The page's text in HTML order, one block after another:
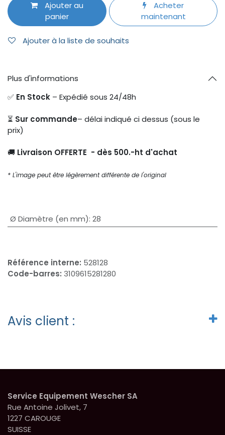
Ajouter au
panier
Acheter
maintenant
Ajouter à la liste de souhaits
Plus d'informations
✅ En Stock – Expédié sous 24/48h
⏳ Sur commande– délai indiqué ci dessus (sous le
prix)
🚚 Livraison OFFERTE - dès 500.-ht d'achat
* L'image peut être légèrement différente de l'original
Ø Diamètre (en mm): 28
Référence interne: 528128
Code-barres: 3109615281280
Avis client :
Service Equipement Wescher SA
Rue Antoine Jolivet, 7
1227 CAROUGE
SUISSE